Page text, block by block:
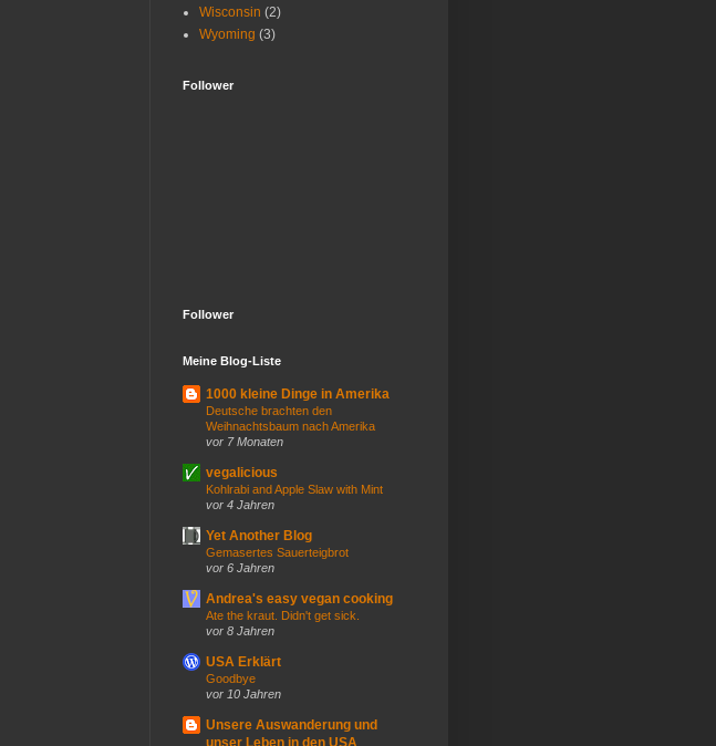
Wisconsin (2)
Wyoming (3)
Follower
Follower
Meine Blog-Liste
1000 kleine Dinge in Amerika
Deutsche brachten den
Weihnachtsbaum nach Amerika
vor 7 Monaten
vegalicious
Kohlrabi and Apple Slaw with Mint
vor 4 Jahren
Yet Another Blog
Gemasertes Sauerteigbrot
vor 6 Jahren
Andrea's easy vegan cooking
Ate the kraut. Didn't get sick.
vor 8 Jahren
USA Erklärt
Goodbye
vor 10 Jahren
Unsere Auswanderung und